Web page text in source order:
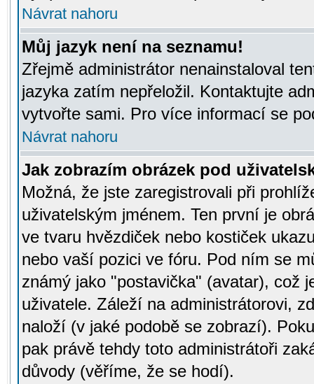
Návrat nahoru
Můj jazyk není na seznamu!
Zřejmě administrátor nenainstaloval
jazyka zatím nepřeložil. Kontaktujte
vytvořte sami. Pro více informací se
Návrat nahoru
Jak zobrazím obrázek pod
Možná, že jste zaregistrovali při
uživatelským jménem. Ten první je
ve tvaru hvězdiček nebo kostiček
nebo vaší pozici ve fóru. Pod ním se
známý jako "postavička" (avatar), což
uživatele. Záleží na administrátorovi,
naloží (v jaké podobě se zobrazí).
pak právě tehdy toto administrátoři
důvody (věříme, že se hodí).